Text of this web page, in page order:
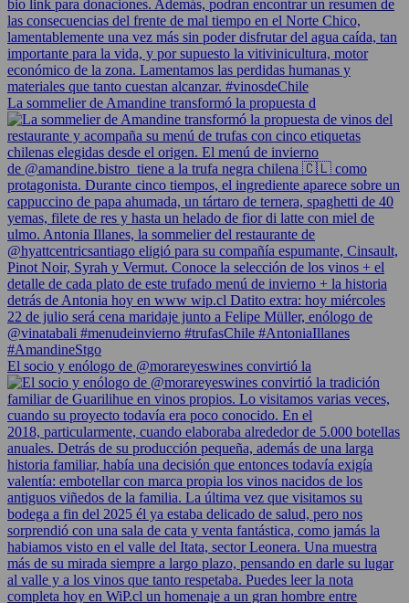
La sommelier de Amandine transformó la propuesta d
El socio y enólogo de @morareyeswines convirtió la